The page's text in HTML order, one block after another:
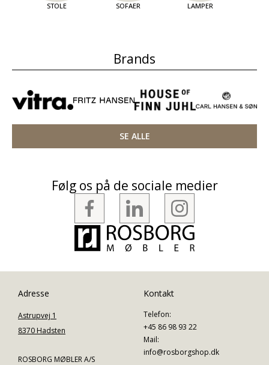
STOLE SOFAER LAMPER
Brands
SE ALLE
Følg os på de sociale medier
Adresse
Astrupvej 1
8370 Hadsten
ROSBORG MØBLER A/S
Kontakt
Telefon:
+45 86 98 93 22
Mail:
info@rosborgshop.dk